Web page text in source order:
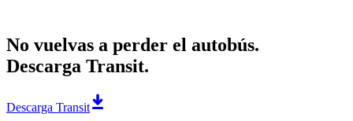
No vuelvas a perder el autobús.
Descarga Transit.
Descarga Transit